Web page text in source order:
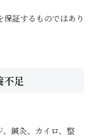
証するものではあり
不足
鍼灸、カイロ、整